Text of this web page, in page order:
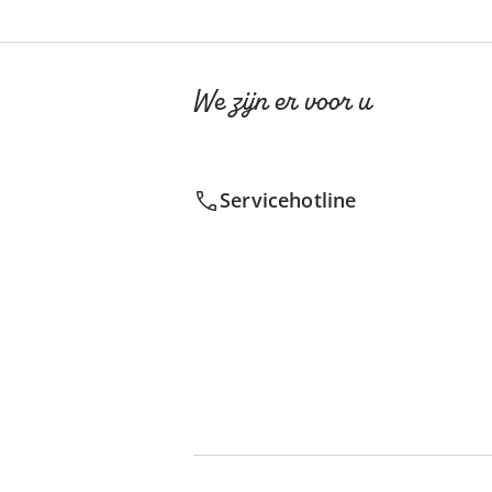
We zijn er voor u
Servicehotline